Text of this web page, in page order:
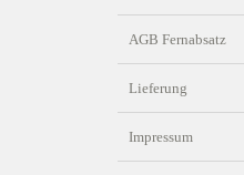
AGB Fernabsatz
Lieferung
Impressum